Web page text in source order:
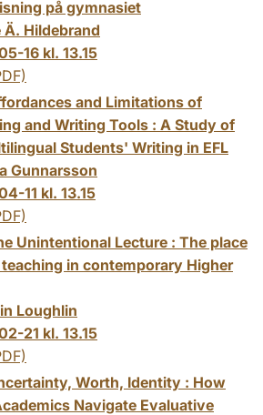
på gymnasiet
Ä. Hildebrand
16 kl. 13.15
and Limitations of
and Writing Tools : A Study of
Students' Writing in EFL
Gunnarsson
11 kl. 13.15
Unintentional Lecture : The place
in contemporary Higher
Loughlin
21 kl. 13.15
Worth, Identity : How
Navigate Evaluative